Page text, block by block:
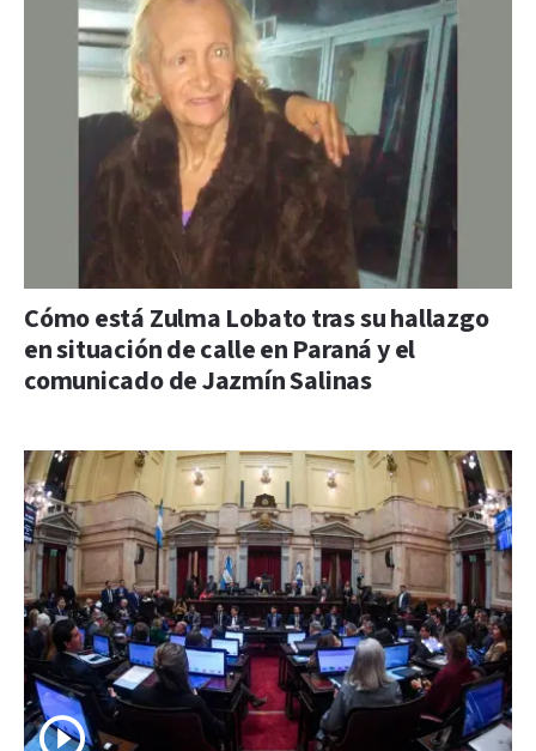
Cómo está Zulma Lobato tras su hallazgo
en situación de calle en Paraná y el
comunicado de Jazmín Salinas